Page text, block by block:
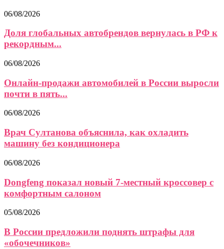
06/08/2026
Доля глобальных автобрендов вернулась в РФ к
рекордным...
06/08/2026
Онлайн-продажи автомобилей в России выросли
почти в пять...
06/08/2026
Врач Султанова объяснила, как охладить
машину без кондиционера
06/08/2026
Dongfeng показал новый 7-местный кроссовер с
комфортным салоном
05/08/2026
В России предложили поднять штрафы для
«обочечников»